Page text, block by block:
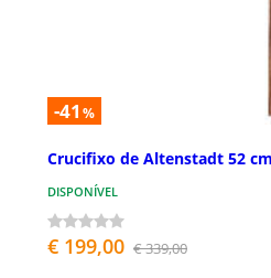
-41 %
Crucifixo de Altenstadt 52
DISPONÍVEL
€ 199,00 € 339,00